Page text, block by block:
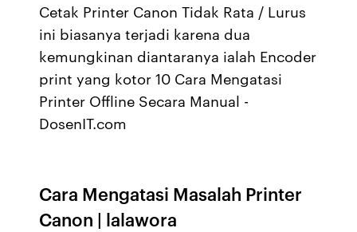
Cetak Printer Canon Tidak Rata / Lurus
ini biasanya terjadi karena dua
kemungkinan diantaranya ialah Encoder
print yang kotor 10 Cara Mengatasi
Printer Offline Secara Manual -
DosenIT.com
Cara Mengatasi Masalah Printer
Canon | lalawora